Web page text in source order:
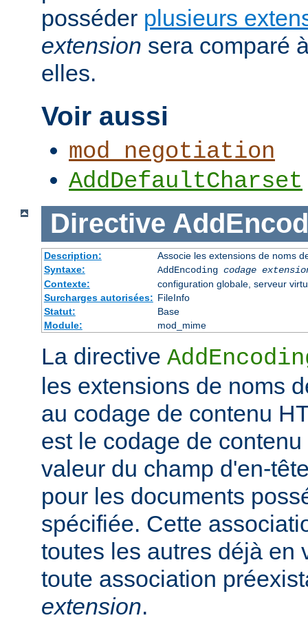
posséder plusieurs
extension sera comparé
elles.
Voir aussi
mod_negotiation
AddDefaultCharset
Directive
Description:
Associe les extensions de noms
Syntaxe:
AddEncoding codage
Contexte:
configuration globale, serveur
Surcharges autorisées: FileInfo
Statut:
Base
Module:
mod_mime
La directive
les extensions de noms
au codage de contenu
est le codage de
valeur du champ d'en-
pour les documents
spécifiée. Cette
toutes les autres déjà en
toute association
extension.